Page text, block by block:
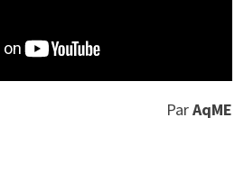
ParAqME